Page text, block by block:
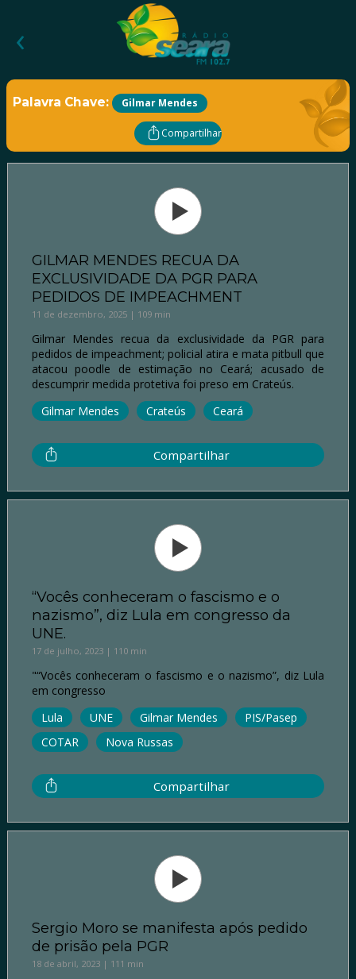
‹
Palavra Chave: Gilmar Mendes
Compartilhar
GILMAR MENDES RECUA DA
EXCLUSIVIDADE DA PGR PARA
PEDIDOS DE IMPEACHMENT
11 de dezembro, 2025 | 109 min
Gilmar Mendes recua da exclusividade da PGR para
pedidos de impeachment; policial atira e mata pitbull que
atacou poodle de estimação no Ceará; acusado de
descumprir medida protetiva foi preso em Crateús.
Gilmar Mendes
Crateús Ceará
Compartilhar
“Vocês conheceram o fascismo e o
nazismo”, diz Lula em congresso da
UNE.
17 de julho, 2023 | 110 min
"“Vocês conheceram o fascismo e o nazismo”, diz Lula
em congresso
Lula
UNE Gilmar Mendes
PIS/Pasep
COTAR
Nova Russas
Compartilhar
Sergio Moro se manifesta após pedido
de prisão pela PGR
18 de abril, 2023 | 111 min